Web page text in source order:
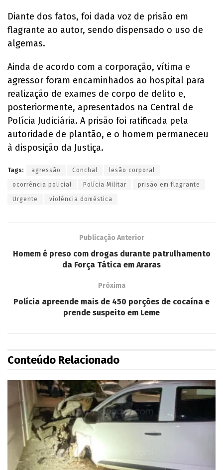
Diante dos fatos, foi dada voz de prisão em
flagrante ao autor, sendo dispensado o uso de
algemas.
Ainda de acordo com a corporação, vítima e
agressor foram encaminhados ao hospital para
realização de exames de corpo de delito e,
posteriormente, apresentados na Central de
Polícia Judiciária. A prisão foi ratificada pela
autoridade de plantão, e o homem permaneceu
à disposição da Justiça.
Tags: agressão Conchal lesão corporal
ocorrência policial Polícia Militar prisão em flagrante
Urgente violência doméstica
Publicação Anterior
Homem é preso com drogas durante patrulhamento
da Força Tática em Araras
Próxima
Polícia apreende mais de 450 porções de cocaína e
prende suspeito em Leme
Conteúdo Relacionado